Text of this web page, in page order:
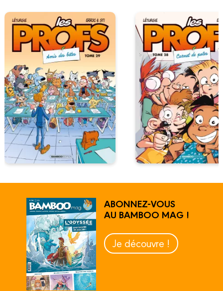
ABONNEZ-VOUS
AU BAMBOO MAG !
Je découvre !